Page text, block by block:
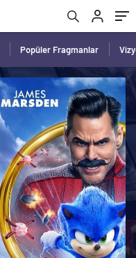
Popüler Fragmanlar